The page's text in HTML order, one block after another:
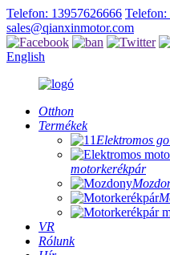
Telefon: 13957626666 Telefon:
sales@qianxinmotor.com
English
Otthon
Termékek
Elektromos
motorkerékpár
VR
Rólunk